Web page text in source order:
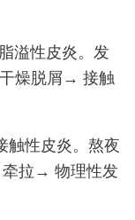
溢性皮炎。发
燥脱屑→ 接触
触性皮炎。熬夜
拉→ 物理性发